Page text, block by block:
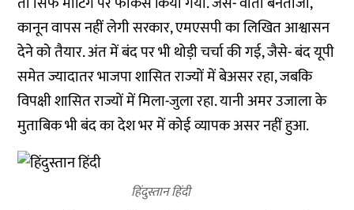
कानून वापस नहीं लेगी सरकार, एमएसपी का लिखित आश्वासन
देने को तैयार. अंत में बंद पर भी थोड़ी चर्चा की गई, जैसे- बंद यूपी
समेत ज्यादातर भाजपा शासित राज्यों में बेअसर रहा, जबकि
विपक्षी शासित राज्यों में मिला-जुला रहा. यानी अमर उजाला के
मुताबिक भी बंद का देश भर में कोई व्यापक असर नहीं हुआ.
हिंदुस्तान हिंदी